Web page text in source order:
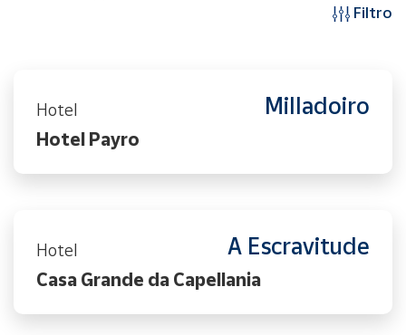
Filtro
Hotel Milladoiro
Hotel Payro
Hotel A Escravitude
Casa Grande da Capellania